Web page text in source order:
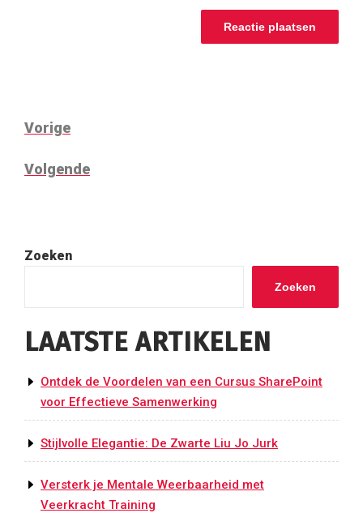
BERICHT
NAVIGATIE
Vorig
Vorige
Volgend
Volgende
Zoeken
Zoeken
LAATSTE ARTIKELEN
Ontdek de Voordelen van een Cursus SharePoint
voor Effectieve Samenwerking
Stijlvolle Elegantie: De Zwarte Liu Jo Jurk
Versterk je Mentale Weerbaarheid met
Veerkracht Training